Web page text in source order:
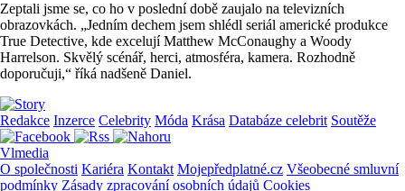
Zeptali jsme se, co ho v poslední době zaujalo na televizních
obrazovkách. „Jedním dechem jsem shlédl seriál americké produkce
True Detective, kde excelují Matthew McConaughy a Woody
Harrelson. Skvělý scénář, herci, atmosféra, kamera. Rozhodně
doporučuji,“ říká nadšeně Daniel.
Redakce Inzerce Celebrity Móda Krása Databáze celebrit Soutěže
Vlmedia
O společnosti Kariéra Kontakt Mojepředplatné.cz Všeobecné smluvní
podmínky Zásady zpracování osobních údajů Cookies